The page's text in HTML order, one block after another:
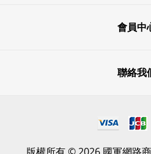
會員中
聯絡我